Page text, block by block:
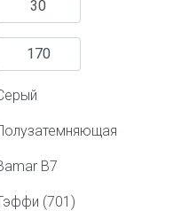
B7
(701)